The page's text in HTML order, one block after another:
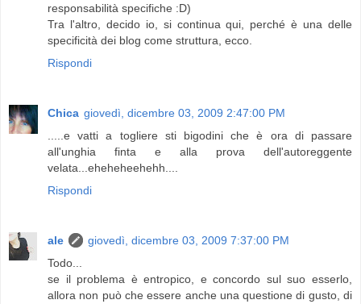
responsabilità specifiche :D)
Tra l'altro, decido io, si continua qui, perché è una delle
specificità dei blog come struttura, ecco.
Rispondi
Chica giovedì, dicembre 03, 2009 2:47:00 PM
.....e vatti a togliere sti bigodini che è ora di passare
all'unghia finta e alla prova dell'autoreggente
velata...eheheheehehh....
Rispondi
ale
giovedì, dicembre 03, 2009 7:37:00 PM
Todo...
se il problema è entropico, e concordo sul suo esserlo,
allora non può che essere anche una questione di gusto, di